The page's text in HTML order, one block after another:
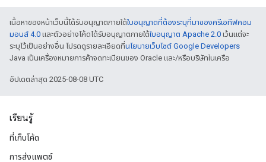
เนื้อหาของหน้าเว็บนี้ได้รับอนุญาตภายใต้ใบอนุญาตที่ต้องระบุที่มาของครีเอทีฟคอม
มอนส์ 4.0 และตัวอย่างโค้ดได้รับอนุญาตภายใต้ใบอนุญาต Apache 2.0 เว้นแต่จะ
ระบุไว้เป็นอย่างอื่น โปรดดูรายละเอียดที่นโยบายเว็บไซต์ Google Developers
Java เป็นเครื่องหมายการค้าจดทะเบียนของ Oracle และ/หรือบริษัทในเครือ
อัปเดตล่าสุด 2025-08-08 UTC
เรียนรู้
ที่เก็บโค้ด
การส่งแพตช์